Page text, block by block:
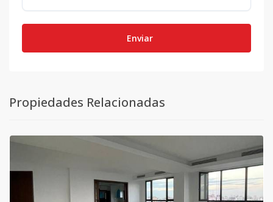
Enviar
Propiedades Relacionadas